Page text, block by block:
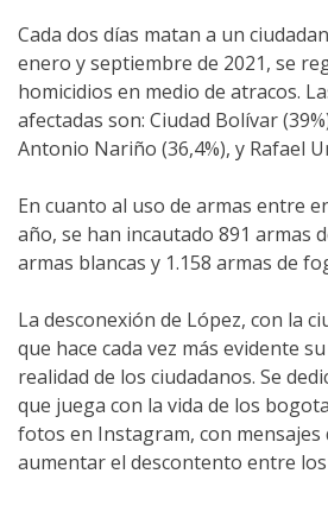
Cada dos días matan a un
enero y septiembre de 2021, se
homicidios en medio de atracos.
afectadas son: Ciudad Bolívar
Antonio Nariño (36,4%), y Rafael
En cuanto al uso de armas entre
año, se han incautado 891 armas
armas blancas y 1.158 armas de
La desconexión de López, con la
que hace cada vez más evidente
realidad de los ciudadanos. Se
que juega con la vida de los
fotos en Instagram, con mensajes
aumentar el descontento entre